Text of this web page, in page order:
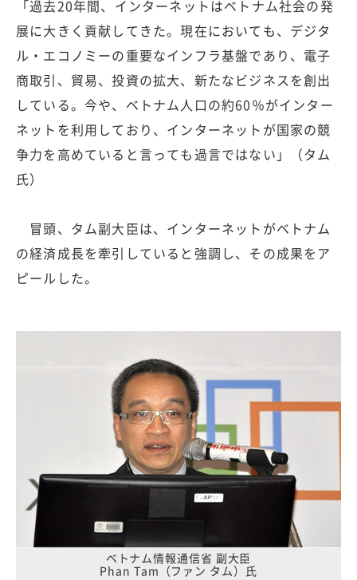
「過去20年間、インターネットはベトナム社会の発
展に大きく貢献してきた。現在においても、デジタ
ル・エコノミーの重要なインフラ基盤であり、電子
商取引、貿易、投資の拡大、新たなビジネスを創出
している。今や、ベトナム人口の約60％がインター
ネットを利用しており、インターネットが国家の競
争力を高めていると言っても過言ではない」（タム
氏）
冒頭、タム副大臣は、インターネットがベトナム
の経済成長を牽引していると強調し、その成果をア
ピールした。
ベトナム情報通信省 副大臣
Phan Tam（ファン タム）氏